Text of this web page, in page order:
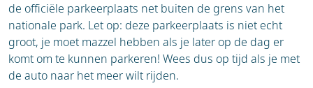
de officiële parkeerplaats net buiten de grens van het
nationale park. Let op: deze parkeerplaats is niet echt
groot, je moet mazzel hebben als je later op de dag er
komt om te kunnen parkeren! Wees dus op tijd als je met
de auto naar het meer wilt rijden.